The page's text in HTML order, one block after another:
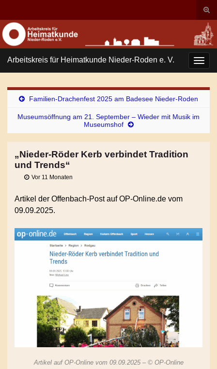
Search for:
Arbeitskreis für Heimatkunde Nieder-Roden e. V.
Familien-Drachenfest 2025 am Badesee Nieder-Roden
Museumsöffnung am 21. September – Wieder mit Musik im
Museumshof
„Nieder-Röder Kerb verbindet Tradition
und Trends“
Vor 11 Monaten
Artikel der Offenbach-Post auf OP-Online.de vom
09.09.2025.
Artikel auf OP-Online vom 09.09.2025 – © OP-Online